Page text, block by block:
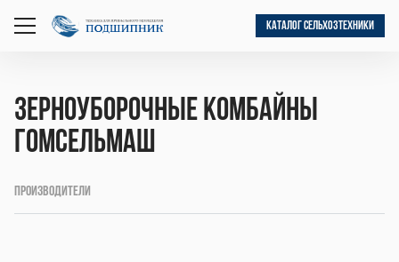
открыть
КАТАЛОГ СЕЛЬХОЗТЕХНИКИ
Зерноуборочные комбайны
Гомсельмаш
Производители